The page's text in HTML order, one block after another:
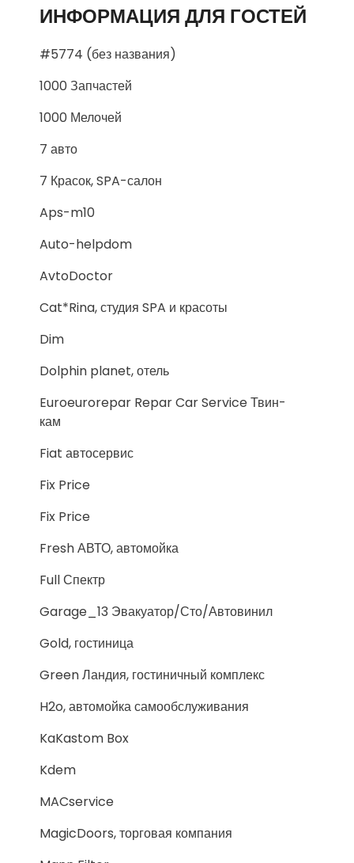
ИНФОРМАЦИЯ ДЛЯ ГОСТЕЙ
#5774 (без названия)
1000 Запчастей
1000 Мелочей
7 авто
7 Красок, SPA-салон
Aps-m10
Auto-helpdom
AvtoDoctor
Cat*Rina, студия SPA и красоты
Dim
Dolphin planet, отель
Euroeurorepar Repar Car Service Твин-
кам
Fiat автосервис
Fix Price
Fix Price
Fresh АВТО, автомойка
Full Спектр
Garage_13 Эвакуатор/Сто/Автовинил
Gold, гостиница
Green Ландия, гостиничный комплекс
H2o, автомойка самообслуживания
KaKastom Box
Kdem
MACservice
MagicDoors, торговая компания